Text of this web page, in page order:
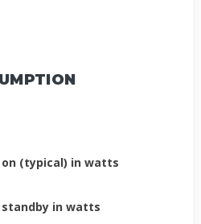
(typical) in watts
in watts